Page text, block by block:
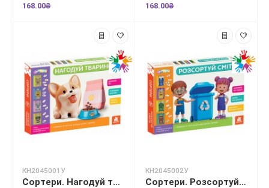
168.00₴ 168.00₴
КН2045001У
Сортери. Нагодуй тваринок
КН2045002У
Сортери. Розсортуй сміття